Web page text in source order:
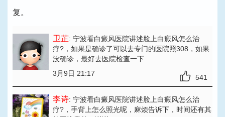
复。
卫芷: 宁波看白癜风医院讲述脸上白癜风怎么治
疗?，如果是确诊了可以去专门的医院照308，如果
没确诊，最好去医院检查一下
3月9日 21:17
541
李诗: 宁波看白癜风医院讲述脸上白癜风怎么治
疗?，手背上怎么照光呢，麻烦告诉下，时间还有其